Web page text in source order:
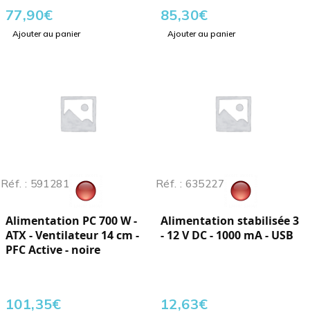
77,90€
Ajouter au panier
85,30€
Ajouter au panier
Réf. : 591281
Alimentation PC 700 W -
ATX - Ventilateur 14 cm -
PFC Active - noire
101,35€
Réf. : 635227
Alimentation stabilisée 3
- 12 V DC - 1000 mA - USB
12,63€